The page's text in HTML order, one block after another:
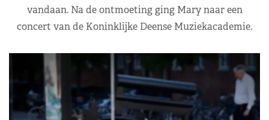
vandaan. Na de ontmoeting ging Mary naar een
concert van de Koninklijke Deense Muziekacademie.